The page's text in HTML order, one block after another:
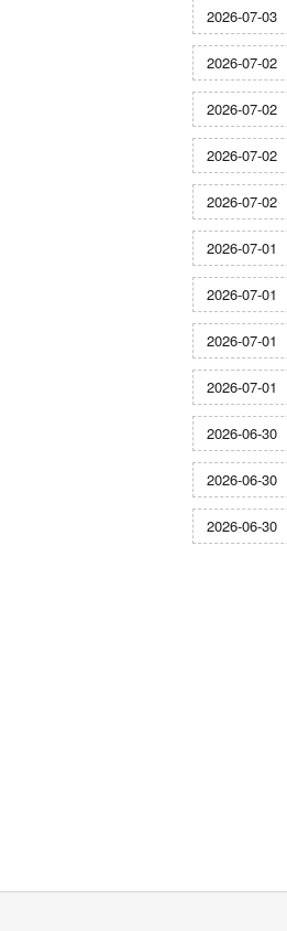
2026-07-03
2026-07-02
2026-07-02
2026-07-02
2026-07-02
2026-07-01
2026-07-01
2026-07-01
2026-07-01
2026-06-30
2026-06-30
2026-06-30